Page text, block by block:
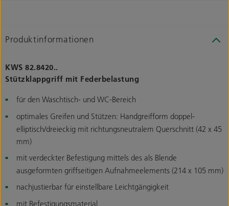
Produktinformationen
KWS 82.8420..
Stützklappgriff mit Federbelastung
für den Waschtisch- und WC-Bereich
optimales Greifen und Stützen: Handgreifform doppel-
elliptisch/dreieckig mit richtungsneutralem Querschnitt (42 x 45
mm)
mit verdeckter Befestigung mittels des als Blende
ausgeformten griffseitigen Aufnahmeelements (214 x 105 mm)
nachjustierbar für einstellbare Leichtgängigkeit
mit Befestigungsmaterial